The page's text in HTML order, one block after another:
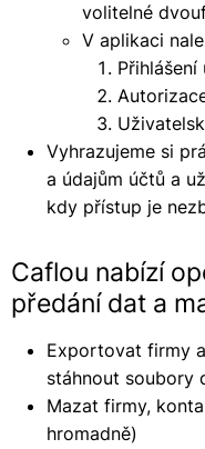
volitelné
V aplikaci
Vyhrazujeme si
a údajům účtů a
kdy přístup je
Caflou nabízí
předání dat a
Exportovat firmy
stáhnout soubory
Mazat firmy,
hromadně)